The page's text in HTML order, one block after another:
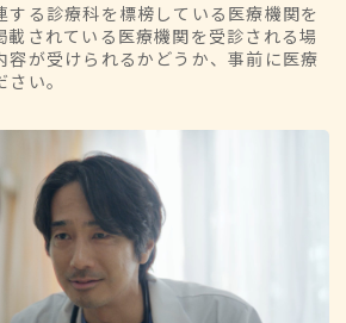
る診療科を標榜している医療機関を
載されている医療機関を受診される場
容が受けられるかどうか、事前に医療
い。